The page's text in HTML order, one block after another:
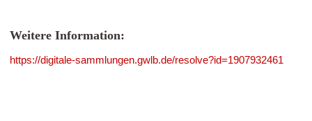
Weitere Information:
https://digitale-sammlungen.gwlb.de/resolve?id=1907932461